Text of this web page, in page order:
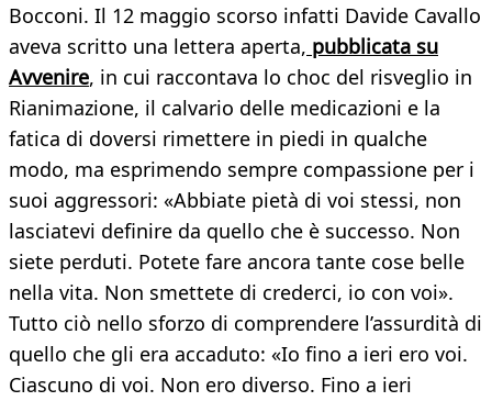
Bocconi. Il 12 maggio scorso infatti Davide Cavallo
aveva scritto una lettera aperta, pubblicata su
Avvenire, in cui raccontava lo choc del risveglio in
Rianimazione, il calvario delle medicazioni e la
fatica di doversi rimettere in piedi in qualche
modo, ma esprimendo sempre compassione per i
suoi aggressori: «Abbiate pietà di voi stessi, non
lasciatevi definire da quello che è successo. Non
siete perduti. Potete fare ancora tante cose belle
nella vita. Non smettete di crederci, io con voi».
Tutto ciò nello sforzo di comprendere l’assurdità di
quello che gli era accaduto: «Io fino a ieri ero voi.
Ciascuno di voi. Non ero diverso. Fino a ieri